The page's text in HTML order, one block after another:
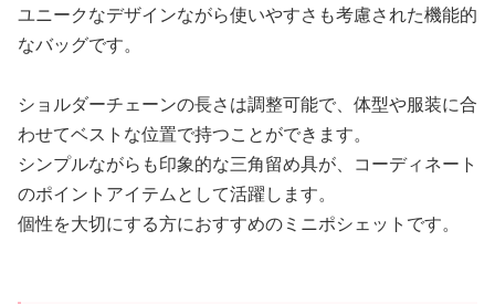
ユニークなデザインながら使いやすさも考慮された機能的
なバッグです。
ショルダーチェーンの長さは調整可能で、体型や服装に合
わせてベストな位置で持つことができます。
シンプルながらも印象的な三角留め具が、コーディネート
のポイントアイテムとして活躍します。
個性を大切にする方におすすめのミニポシェットです。